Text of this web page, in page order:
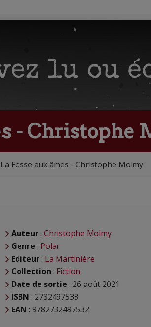
- Christophe
La Fosse aux âmes - Christophe Molmy
Auteur : Christophe Molmy
Genre : Polar
Editeur : La Martinière
Collection : Fiction
Date de sortie : 26 août 2021
ISBN : 2732497533
EAN : 9782732497532